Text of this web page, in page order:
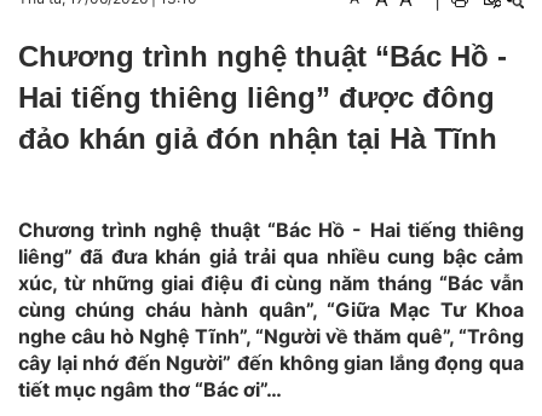
Chương trình nghệ thuật “Bác Hồ -
Hai tiếng thiêng liêng” được đông
đảo khán giả đón nhận tại Hà Tĩnh
Chương trình nghệ thuật “Bác Hồ - Hai tiếng thiêng
liêng” đã đưa khán giả trải qua nhiều cung bậc cảm
xúc, từ những giai điệu đi cùng năm tháng “Bác vẫn
cùng chúng cháu hành quân”, “Giữa Mạc Tư Khoa
nghe câu hò Nghệ Tĩnh”, “Người về thăm quê”, “Trông
cây lại nhớ đến Người” đến không gian lắng đọng qua
tiết mục ngâm thơ “Bác ơi”…